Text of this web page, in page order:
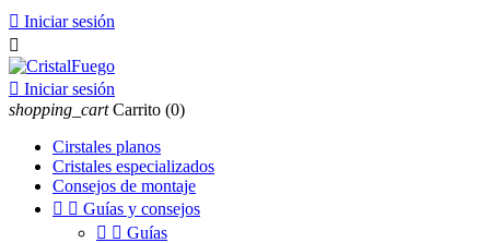
 Iniciar sesión

 Iniciar sesión
shopping_cart Carrito (0)
Cirstales planos
Cristales especializados
Consejos de montaje
  Guías y consejos
  Guías